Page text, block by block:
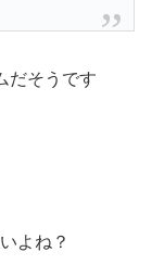
だそうです
よね？